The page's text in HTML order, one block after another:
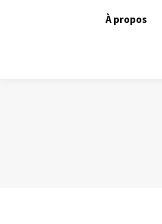
À propos